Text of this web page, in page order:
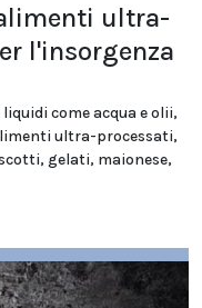
ultra-
l'insorgenza
come acqua e olii,
ultra-processati,
gelati, maionese,